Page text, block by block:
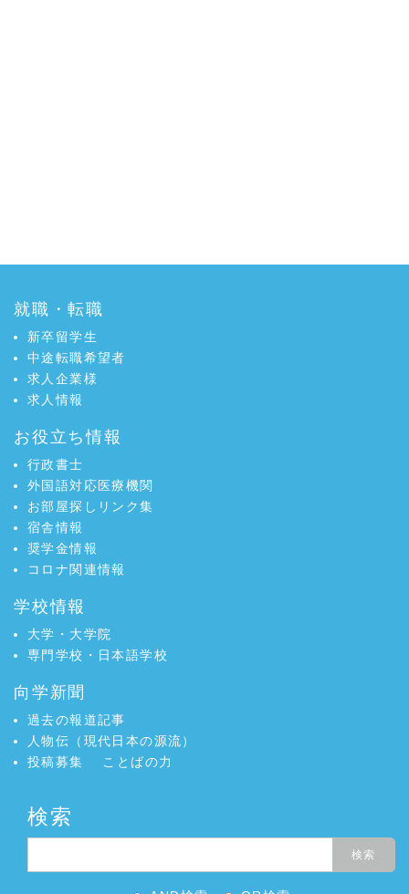
就職・転職
新卒留学生
中途転職希望者
求人企業様
求人情報
お役立ち情報
行政書士
外国語対応医療機関
お部屋探しリンク集
宿舎情報
奨学金情報
コロナ関連情報
学校情報
大学・大学院
専門学校・日本語学校
向学新聞
過去の報道記事
人物伝（現代日本の源流）
投稿募集
ことばの力
検索